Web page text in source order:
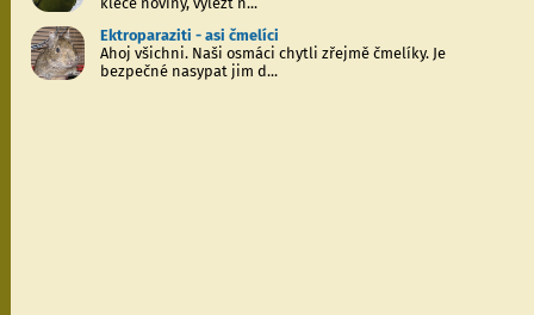
Ektroparaziti - asi čmelíci
Ahoj všichni. Naši osmáci chytli zřejmě čmelíky. Je
bezpečné nasypat jim d...